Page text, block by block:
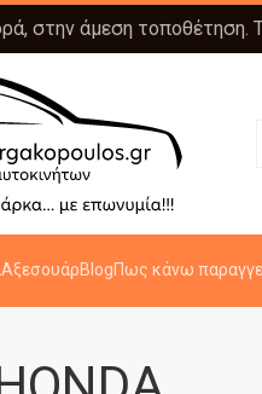
στην άμεση τοποθέτηση.
ΑξεσουάρBlogΠως κάνω